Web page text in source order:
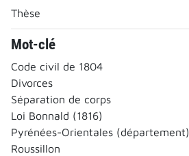
Thèse
Mot-clé
Code civil de 1804
Divorces
Séparation de corps
Loi Bonnald (1816)
Pyrénées-Orientales (département)
Roussillon